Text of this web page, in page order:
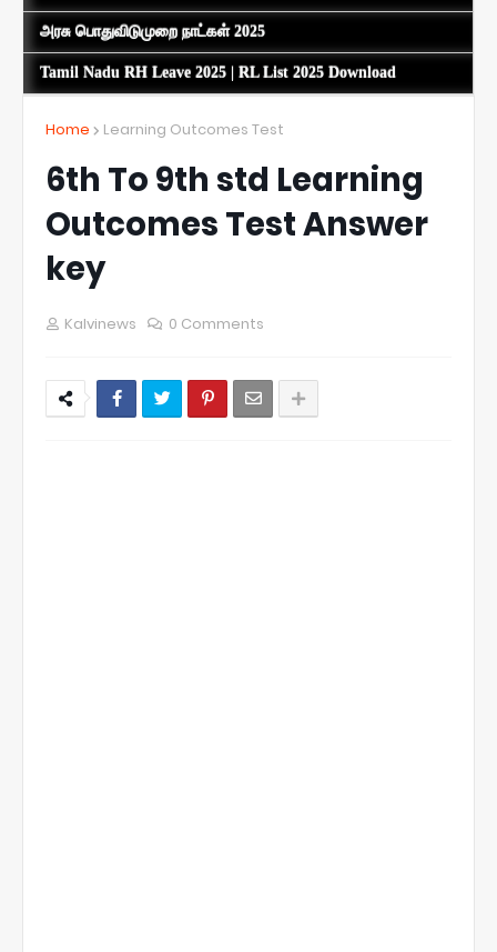
அரசு பொதுவிடுமுறை நாட்கள் 2025
Tamil Nadu RH Leave 2025 | RL List 2025 Download
Home Learning Outcomes Test
6th To 9th std Learning
Outcomes Test Answer
key
Kalvinews 0 Comments